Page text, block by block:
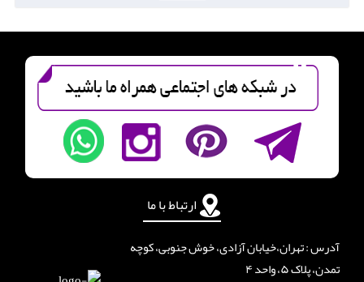
ارتباط با ما
آدرس : تهران،خیابان آزادی، خوش جنوبی، کوچه
تمدن، پلاک ۵، واحد ۴